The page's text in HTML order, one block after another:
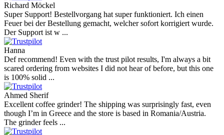
Richard Möckel
Super Support! Bestellvorgang hat super funktioniert. Ich einen
Feuer bei der Bestellung gemacht, welcher sofort korrigiert wurde.
Der Support ist w ...
Hanna
Def recommend! Even with the trust pilot results, I'm always a bit
scared ordering from websites I did not hear of before, but this one
is 100% solid ...
Ahmed Sherif
Excellent coffee grinder! The shipping was surprisingly fast, even
though I’m in Greece and the store is based in Romania/Austria.
The grinder feels ...